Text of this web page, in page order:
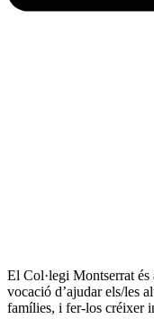
El Col·legi Montserrat és
vocació d’ajudar els/les
famílies, i fer-los créixer